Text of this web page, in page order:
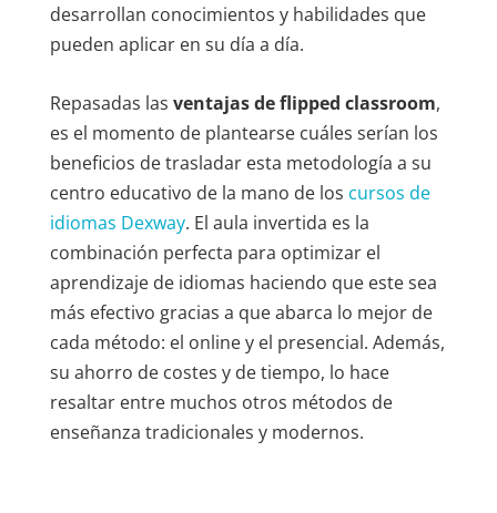
desarrollan conocimientos y habilidades que
pueden aplicar en su día a día.
Repasadas las ventajas de flipped classroom,
es el momento de plantearse cuáles serían los
beneficios de trasladar esta metodología a su
centro educativo de la mano de los cursos de
idiomas Dexway. El aula invertida es la
combinación perfecta para optimizar el
aprendizaje de idiomas haciendo que este sea
más efectivo gracias a que abarca lo mejor de
cada método: el online y el presencial. Además,
su ahorro de costes y de tiempo, lo hace
resaltar entre muchos otros métodos de
enseñanza tradicionales y modernos.